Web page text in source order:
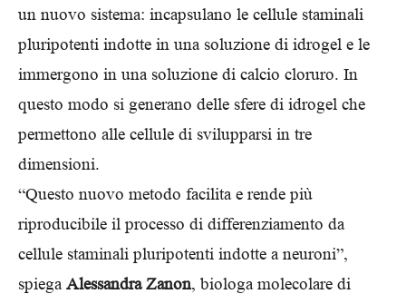
un nuovo sistema: incapsulano le cellule staminali
pluripotenti indotte in una soluzione di idrogel e le
immergono in una soluzione di calcio cloruro. In
questo modo si generano delle sfere di idrogel che
permettono alle cellule di svilupparsi in tre
dimensioni.
“Questo nuovo metodo facilita e rende più
riproducibile il processo di differenziamento da
cellule staminali pluripotenti indotte a neuroni”,
spiegaAlessandra Zanon, biologa molecolare di